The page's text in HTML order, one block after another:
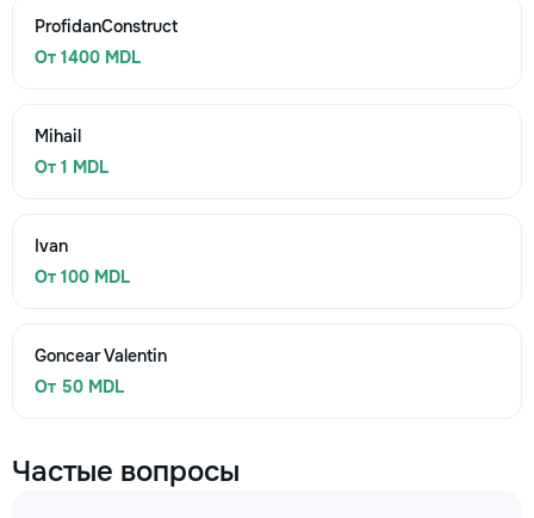
ProfidanConstruct
От 1400 MDL
Mihail
От 1 MDL
Ivan
От 100 MDL
Goncear Valentin
От 50 MDL
Частые вопросы